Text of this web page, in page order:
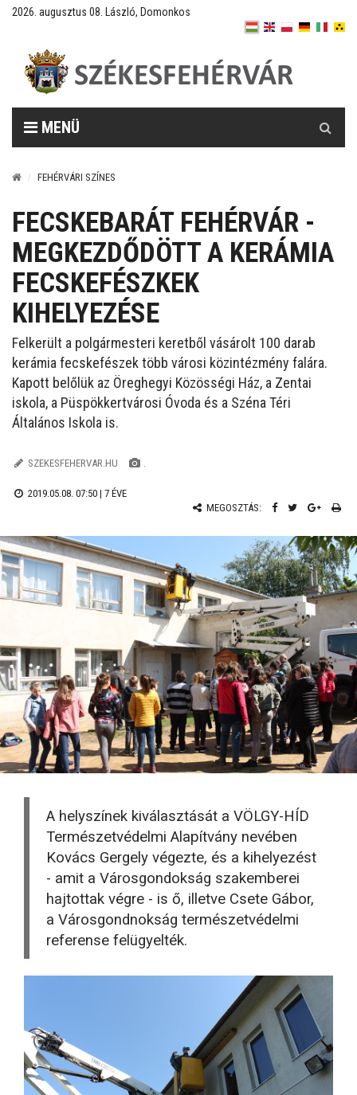
2026. augusztus 08. László, Domonkos
MENÜ
FEHÉRVÁRI SZÍNES
FECSKEBARÁT FEHÉRVÁR -
MEGKEZDŐDÖTT A KERÁMIA
FECSKEFÉSZKEK
KIHELYEZÉSE
Felkerült a polgármesteri keretből vásárolt 100 darab
kerámia fecskefészek több városi közintézmény falára.
Kapott belőlük az Öreghegyi Közösségi Ház, a Zentai
iskola, a Püspökkertvárosi Óvoda és a Széna Téri
Általános Iskola is.
SZEKESFEHERVAR.HU .
2019.05.08. 07:50 | 7 ÉVE
MEGOSZTÁS:
A helyszínek kiválasztását a VÖLGY-HÍD
Természetvédelmi Alapítvány nevében
Kovács Gergely végezte, és a kihelyezést
- amit a Városgondokság szakemberei
hajtottak végre - is ő, illetve Csete Gábor,
a Városgondnokság természetvédelmi
referense felügyelték.